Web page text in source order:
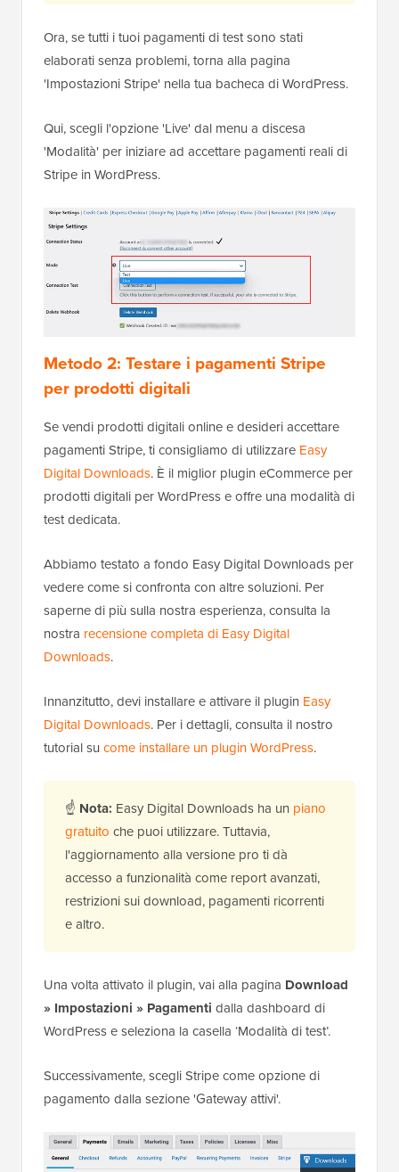
Ora, se tutti i tuoi pagamenti di test sono stati
elaborati senza problemi, torna alla pagina
'Impostazioni Stripe' nella tua bacheca di WordPress.
Qui, scegli l'opzione 'Live' dal menu a discesa
'Modalità' per iniziare ad accettare pagamenti reali di
Stripe in WordPress.
Metodo 2: Testare i pagamenti Stripe
per prodotti digitali
Se vendi prodotti digitali online e desideri accettare
pagamenti Stripe, ti consigliamo di utilizzare Easy
Digital Downloads. È il miglior plugin eCommerce per
prodotti digitali per WordPress e offre una modalità di
test dedicata.
Abbiamo testato a fondo Easy Digital Downloads per
vedere come si confronta con altre soluzioni. Per
saperne di più sulla nostra esperienza, consulta la
nostra recensione completa di Easy Digital
Downloads.
Innanzitutto, devi installare e attivare il plugin Easy
Digital Downloads. Per i dettagli, consulta il nostro
tutorial su come installare un plugin WordPress.
☝ Nota: Easy Digital Downloads ha un piano
gratuito che puoi utilizzare. Tuttavia,
l'aggiornamento alla versione pro ti dà
accesso a funzionalità come report avanzati,
restrizioni sui download, pagamenti ricorrenti
e altro.
Una volta attivato il plugin, vai alla pagina Download
» Impostazioni » Pagamenti dalla dashboard di
WordPress e seleziona la casella ‘Modalità di test’.
Successivamente, scegli Stripe come opzione di
pagamento dalla sezione 'Gateway attivi'.